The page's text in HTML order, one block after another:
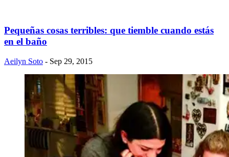
Pequeñas cosas terribles: que tiemble cuando estás
en el baño
Aeilyn Soto - Sep 29, 2015